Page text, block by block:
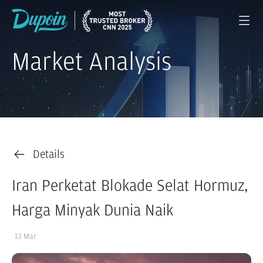
Market Analysis
Details
Iran Perketat Blokade Selat Hormuz,
Harga Minyak Dunia Naik
13 Mar